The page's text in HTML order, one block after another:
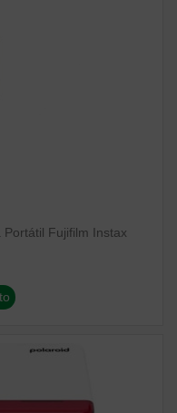
Fujifilm Instax